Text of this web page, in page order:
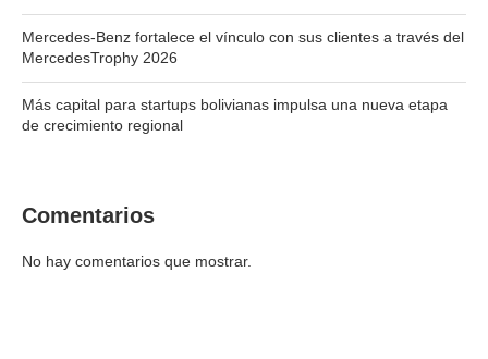
Mercedes-Benz fortalece el vínculo con sus clientes a través del
MercedesTrophy 2026
Más capital para startups bolivianas impulsa una nueva etapa
de crecimiento regional
Comentarios
No hay comentarios que mostrar.